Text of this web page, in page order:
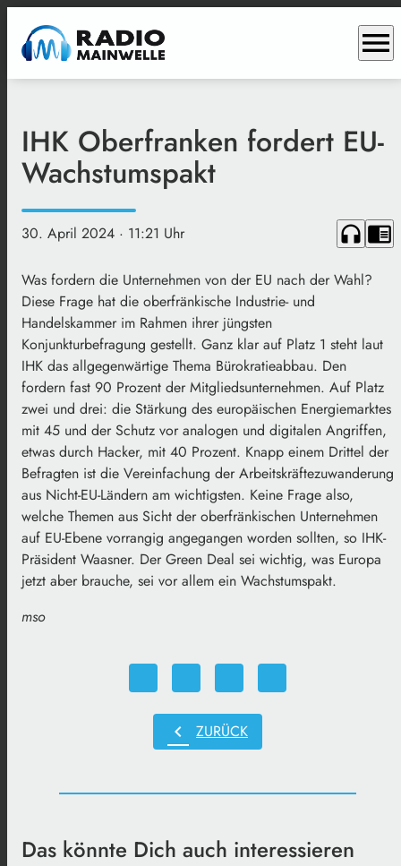
menu
IHK Oberfranken fordert EU-
Wachstumspakt
30. April 2024 · 11:21 Uhr headphones chrome_reader_mode
Was fordern die Unternehmen von der EU nach der Wahl?
Diese Frage hat die oberfränkische Industrie- und
Handelskammer im Rahmen ihrer jüngsten
Konjunkturbefragung gestellt. Ganz klar auf Platz 1 steht laut
IHK das allgegenwärtige Thema Bürokratieabbau. Den
fordern fast 90 Prozent der Mitgliedsunternehmen. Auf Platz
zwei und drei: die Stärkung des europäischen Energiemarktes
mit 45 und der Schutz vor analogen und digitalen Angriffen,
etwas durch Hacker, mit 40 Prozent. Knapp einem Drittel der
Befragten ist die Vereinfachung der Arbeitskräftezuwanderung
aus Nicht-EU-Ländern am wichtigsten. Keine Frage also,
welche Themen aus Sicht der oberfränkischen Unternehmen
auf EU-Ebene vorrangig angegangen worden sollten, so IHK-
Präsident Waasner. Der Green Deal sei wichtig, was Europa
jetzt aber brauche, sei vor allem ein Wachstumspakt.
mso
chevron_left ZURÜCK
Das könnte Dich auch interessieren